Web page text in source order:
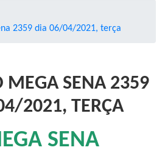
2359 dia 06/04/2021, terça
MEGA SENA 2359
2021, TERÇA
SENA